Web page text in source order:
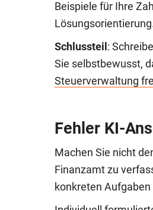
Beispiele für Ihre
Schlussteil :
Sie selbstbewusst,
Steuerverwaltung
Fehler KI-
Machen Sie nicht
Finanzamt zu
konkreten